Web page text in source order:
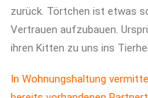
zurück. Törtchen ist etwas
Vertrauen aufzubauen.
ihren Kitten zu uns ins
In Wohnungshaltung